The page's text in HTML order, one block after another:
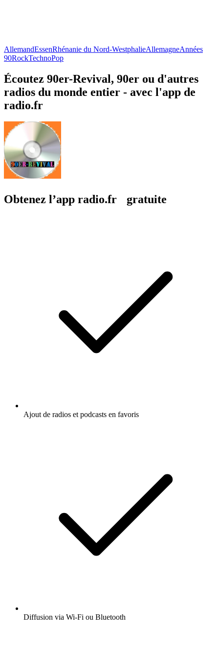
AllemandEssenRhénanie du Nord-WestphalieAllemagneAnnées
90RockTechnoPop
Écoutez 90er-Revival, 90er ou d'autres
radios du monde entier - avec l'app de
radio.fr
Obtenez l’app radio.fr gratuite
Ajout de radios et podcasts en favoris
Diffusion via Wi-Fi ou Bluetooth